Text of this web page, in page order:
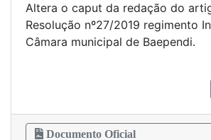
Altera o caput da redação do
Resolução nº27/2019 regimento
Câmara municipal de
Documento Oficial